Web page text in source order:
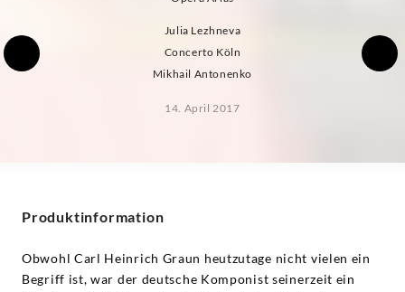
Julia Lezhneva
Concerto Köln
Mikhail Antonenko
14. April 2017
Produktinformation
Obwohl Carl Heinrich Graun heutzutage nicht vielen ein
Begriff ist, war der deutsche Komponist seinerzeit ein